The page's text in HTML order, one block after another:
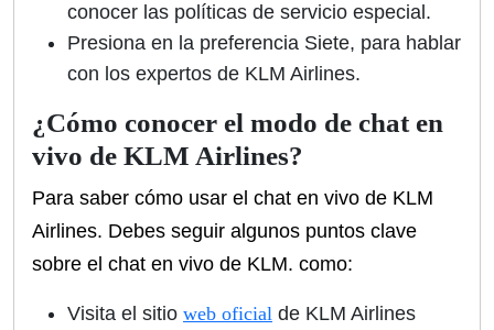
conocer las políticas de servicio especial.
Presiona en la preferencia Siete, para hablar
con los expertos de KLM Airlines.
¿Cómo conocer el modo de chat en
vivo de KLM Airlines?
Para saber cómo usar el chat en vivo de KLM
Airlines. Debes seguir algunos puntos clave
sobre el chat en vivo de KLM. como:
Visita el sitio web oficial de KLM Airlines